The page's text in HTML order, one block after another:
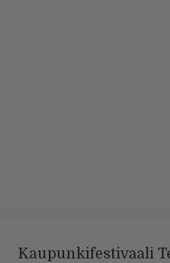
Kaupunkifestivaali